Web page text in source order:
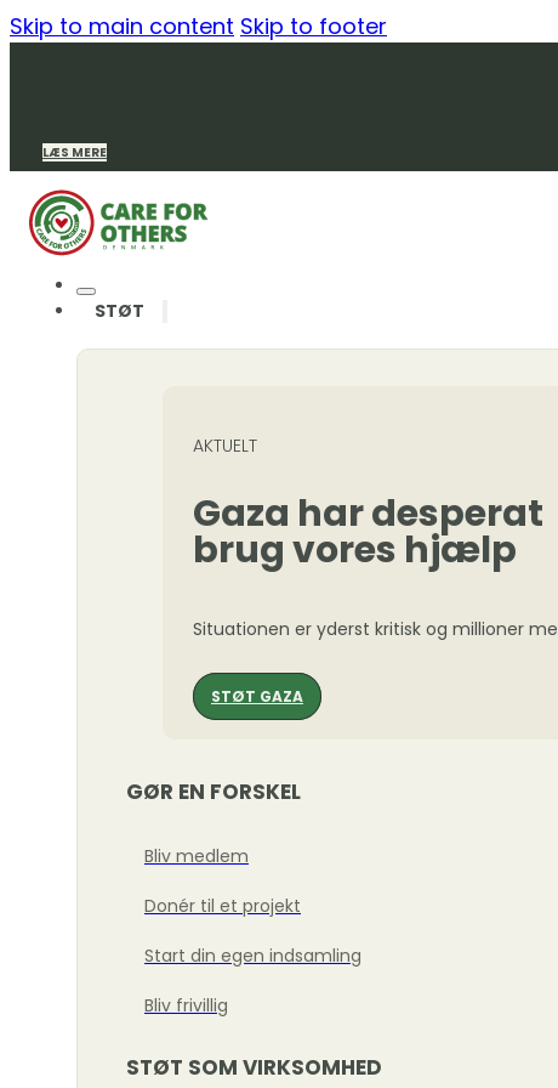
Skip to main content Skip to footer
LÆS MERE
STØT
AKTUELT
Gaza har desperat
brug vores hjælp
Situationen er yderst kritisk og millioner
STØT GAZA
GØR EN FORSKEL
Bliv medlem
Donér til et projekt
Start din egen indsamling
Bliv frivillig
STØT SOM VIRKSOMHED